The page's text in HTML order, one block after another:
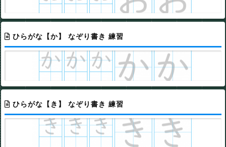
ひらがな【か】 なぞり書き 練習
ひらがな【き】 なぞり書き 練習